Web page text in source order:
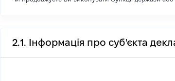
2.1. Інформація про суб'єкта